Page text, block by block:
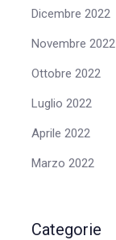
Dicembre 2022
Novembre 2022
Ottobre 2022
Luglio 2022
Aprile 2022
Marzo 2022
Categorie